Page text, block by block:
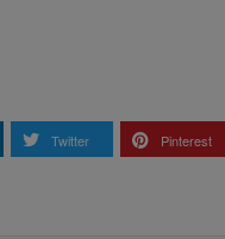
Twitter Pinterest